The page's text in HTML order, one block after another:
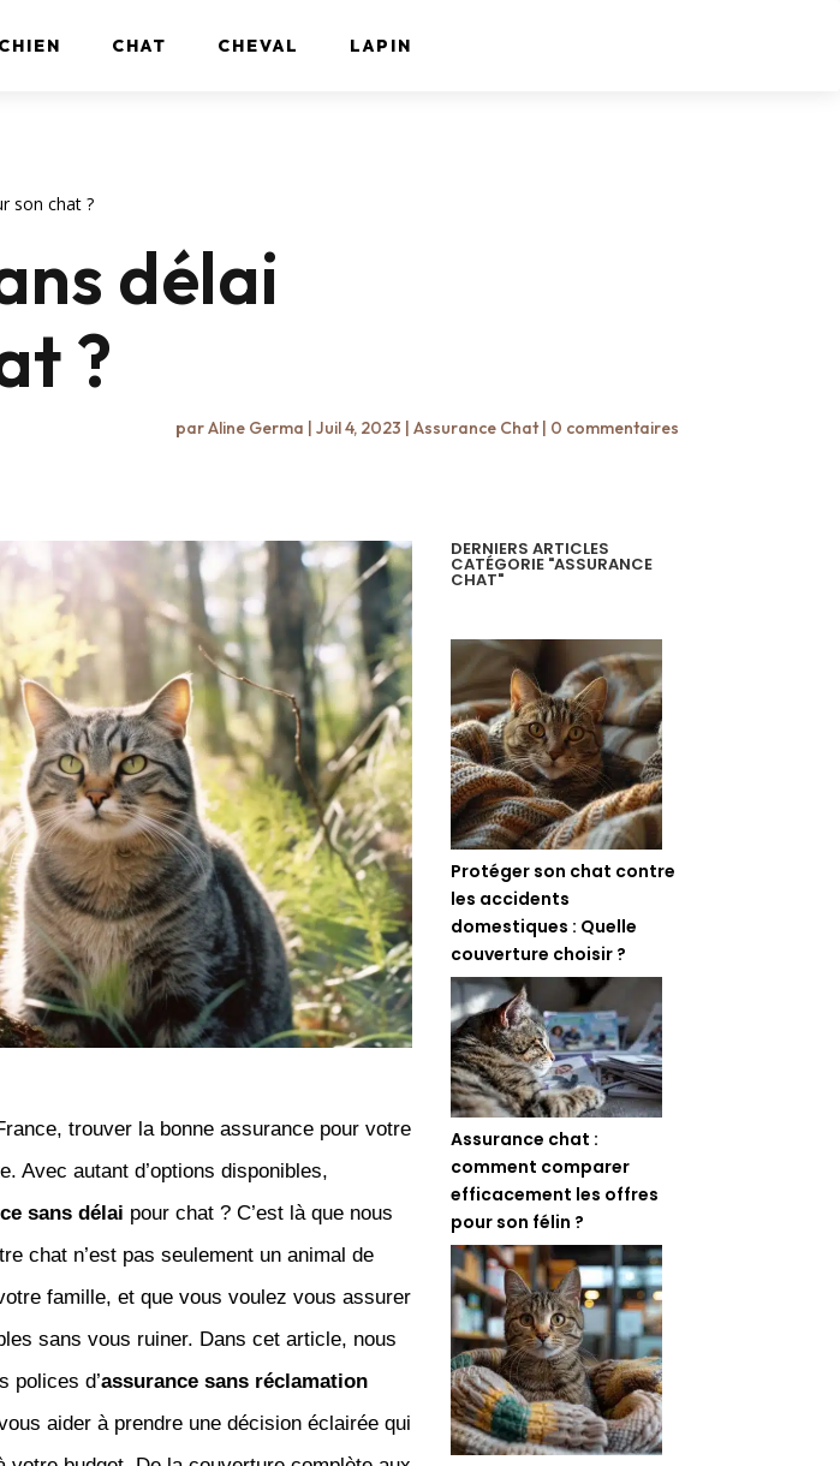
CHIEN CHAT CHEVAL LAPIN
son chat ?
délai
?
parAline Germa | Juil 4, 2023 | Assurance Chat| 0 commentaires
trouver la bonne assurance pour votre
Avec autant d’options disponibles,
sans délai pour chat ? C’est là que nous
chat n’est pas seulement un animal de
famille, et que vous voulez vous assurer
sans vous ruiner. Dans cet article, nous
polices d’assurance sans réclamation
aider à prendre une décision éclairée qui
DERNIERS ARTICLES
CATÉGORIE "ASSURANCE
CHAT"
Protéger son chat contre
les accidents
domestiques : Quelle
couverture choisir ?
Assurance chat :
comment comparer
efficacement les offres
pour son félin ?